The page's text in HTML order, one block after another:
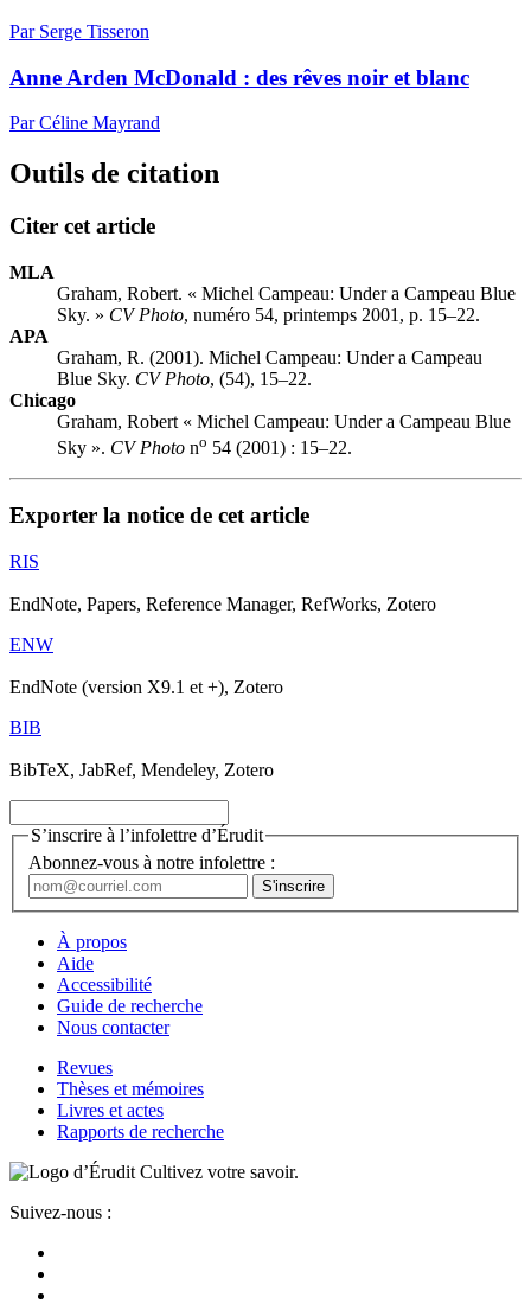
Par Serge Tisseron
Anne Arden McDonald : des rêves noir et blanc
Par Céline Mayrand
Outils de citation
Citer cet article
MLA
Graham, Robert. « Michel Campeau: Under a Campeau Blue
Sky. » CV Photo, numéro 54, printemps 2001, p. 15–22.
APA
Graham, R. (2001). Michel Campeau: Under a Campeau
Blue Sky. CV Photo, (54), 15–22.
Chicago
Graham, Robert « Michel Campeau: Under a Campeau Blue
Sky ». CV Photo no 54 (2001) : 15–22.
Exporter la notice de cet article
RIS
EndNote, Papers, Reference Manager, RefWorks, Zotero
ENW
EndNote (version X9.1 et +), Zotero
BIB
BibTeX, JabRef, Mendeley, Zotero
S’inscrire à l’infolettre d’Érudit
Abonnez-vous à notre infolettre :
À propos
Aide
Accessibilité
Guide de recherche
Nous contacter
Revues
Thèses et mémoires
Livres et actes
Rapports de recherche
Cultivez votre savoir.
Suivez-nous :